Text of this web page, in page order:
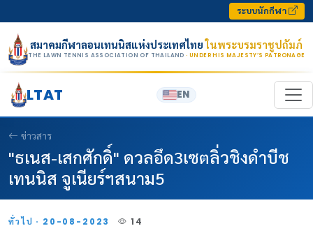
ระบบนักกีฬา
สมาคมกีฬาลอนเทนนิสแห่งประเทศไทยในพระบรมราชูปถัมภ์
THE LAWN TENNIS ASSOCIATION OF THAILAND · UNDER HIS MAJESTY’S PATRONAGE
LTAT EN
ข่าวสาร
"ธเนส-เสกศักดิ์" ดวลอึด3เซตลิ่วชิงดำบีช
เทนนิส จูเนียร์ฯสนาม5
ทั่วไป · 20-08-2023 14